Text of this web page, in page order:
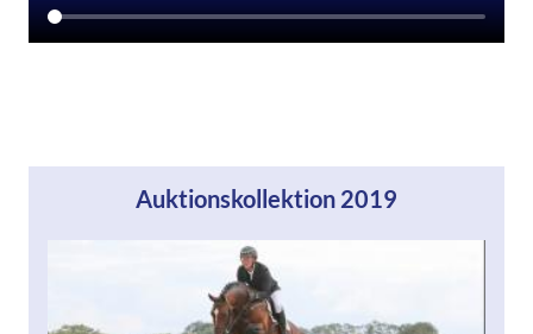
Auktionskollektion 2019